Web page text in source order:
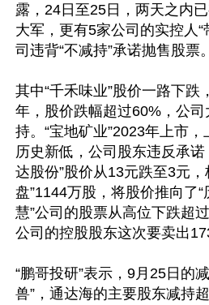
露，24日至25日，两天之内
大军，更有5家公司的实控人“
司违背“不减持”承诺抛售股票。
其中“千禾味业”股价一路下跌
年，股价跌幅超过60%，公
持。“宝地矿业”2023年上市
历史新低，公司股东违反承
达股份”股价从13元跌至3元
盘”1144万股，将股价推向了“
慧”公司的股票从高位下跌超
公司的控股股东这次要卖出
“鹏哥投研”表示，9月25日的
兽”，通达海的主要股东减持